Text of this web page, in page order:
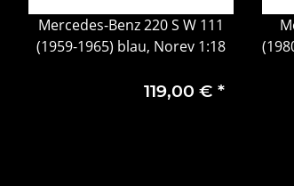
Mercedes-Benz 220 S W 111
(1959-1965) blau, Norev 1:18
119,00 € *